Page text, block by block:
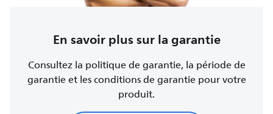
En savoir plus sur la garantie
Consultez la politique de garantie, la période de
garantie et les conditions de garantie pour votre
produit.